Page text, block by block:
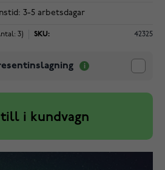
3-5 arbetsdagar
3) SKU: 42325
till i kundvagn